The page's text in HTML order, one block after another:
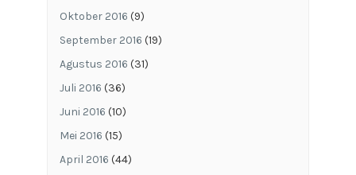
Oktober 2016 (9)
September 2016 (19)
Agustus 2016 (31)
Juli 2016 (36)
Juni 2016 (10)
Mei 2016 (15)
April 2016 (44)